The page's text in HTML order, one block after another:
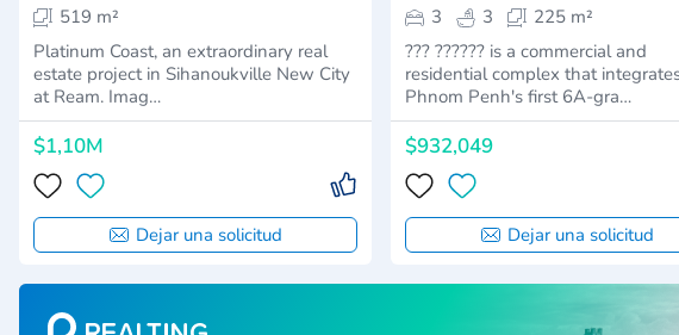
519 m²
Platinum Coast, an extraordinary real
estate project in Sihanoukville New City
at Ream. Imag…
$1,10M
Dejar una solicitud
3
3
225 m²
??? ?????? is a commercial and
residential complex that
Phnom Penh's first 6A-gra…
$932,049
Dejar una solicitud